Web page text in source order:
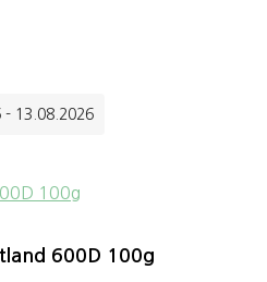
- 13.08.2026
600D 100g